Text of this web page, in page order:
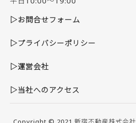
▷お問合せフォーム
▷プライバシーポリシー
▷運営会社
▷当社へのアクセス